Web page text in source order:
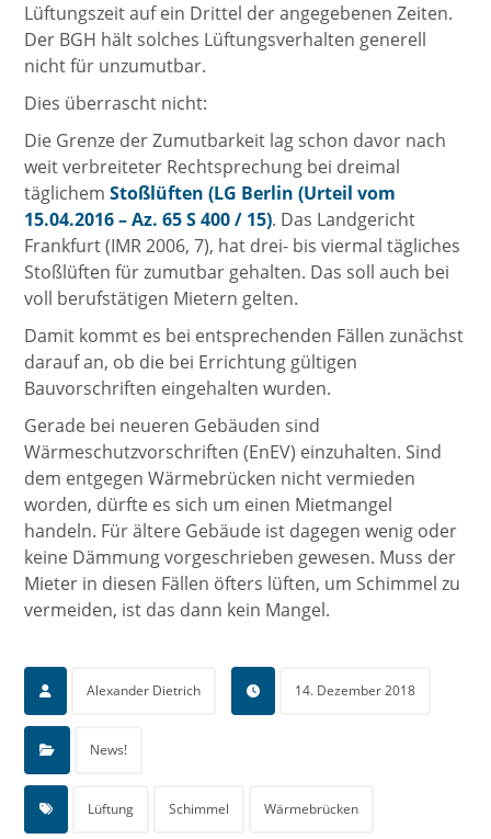
Lüftungszeit auf ein Drittel der angegebenen Zeiten.
Der BGH hält solches Lüftungsverhalten generell
nicht für unzumutbar.
Dies überrascht nicht:
Die Grenze der Zumutbarkeit lag schon davor nach
weit verbreiteter Rechtsprechung bei dreimal
täglichemStoßlüften (LG Berlin (Urteil vom
15.04.2016 – Az. 65 S 400 / 15). Das Landgericht
Frankfurt (IMR 2006, 7), hat drei- bis viermal tägliches
Stoßlüften für zumutbar gehalten. Das soll auch bei
voll berufstätigen Mietern gelten.
Damit kommt es bei entsprechenden Fällen zunächst
darauf an, ob die bei Errichtung gültigen
Bauvorschriften eingehalten wurden.
Gerade bei neueren Gebäuden sind
Wärmeschutzvorschriften (EnEV) einzuhalten. Sind
dem entgegen Wärmebrücken nicht vermieden
worden, dürfte es sich um einen Mietmangel
handeln. Für ältere Gebäude ist dagegen wenig oder
keine Dämmung vorgeschrieben gewesen. Muss der
Mieter in diesen Fällen öfters lüften, um Schimmel zu
vermeiden, ist das dann kein Mangel.
Alexander Dietrich 14. Dezember 2018
News!
Lüftung Schimmel Wärmebrücken